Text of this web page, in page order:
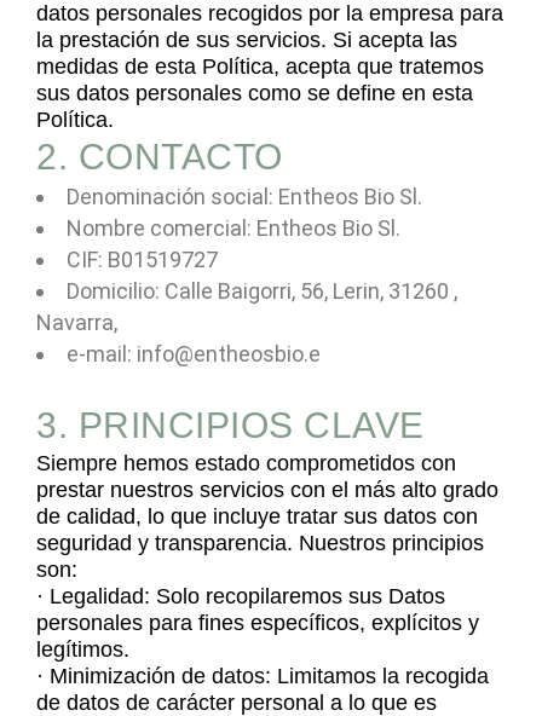
datos personales recogidos por la empresa para
la prestación de sus servicios. Si acepta las
medidas de esta Política, acepta que tratemos
sus datos personales como se define en esta
Política.
2. CONTACTO
Denominación social: Entheos Bio Sl.
Nombre comercial: Entheos Bio Sl.
CIF: B01519727
Domicilio: Calle Baigorri, 56, Lerin, 31260 ,
Navarra,
e-mail: info@entheosbio.e
3. PRINCIPIOS CLAVE
Siempre hemos estado comprometidos con
prestar nuestros servicios con el más alto grado
de calidad, lo que incluye tratar sus datos con
seguridad y transparencia. Nuestros principios
son:
· Legalidad: Solo recopilaremos sus Datos
personales para fines específicos, explícitos y
legítimos.
· Minimización de datos: Limitamos la recogida
de datos de carácter personal a lo que es